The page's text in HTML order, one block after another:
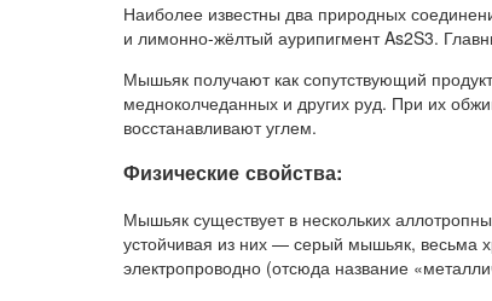
Наиболее известны два природных
и лимонно-жёлтый аурипигмент As2S3.
Мышьяк получают как сопутствующий
медноколчеданных и других руд. При их
восстанавливают углем.
Физические свойства:
Мышьяк существует в нескольких
устойчивая из них — серый мышьяк, весьма
электропроводно (отсюда название